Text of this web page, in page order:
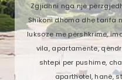
Zgjidhni nga një
Shikoni dhoma dhe tarifa
luksoze me përshkrime,
vila, apartamente,
shtepi per pushime,
aparthotel, hanë,